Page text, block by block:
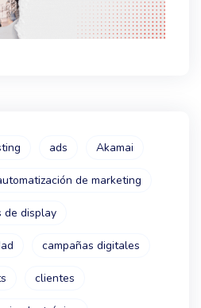
ads Akamai
de marketing
de display
campañas digitales
clientes